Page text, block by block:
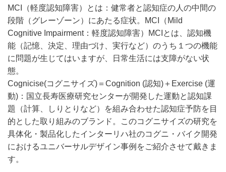
MCI（軽度認知障害）とは：健常者と認知症の人の中間の
段階（グレーゾーン）にあたる症状。MCI（Mild
Cognitive Impairment：軽度認知障害）MCIとは、認知機
能（記憶、決定、理由づけ、実行など）のうち１つの機能
に問題が生じてはいますが、日常生活には支障がない状
態。
Cognicise(コグニサイズ)＝Cognition (認知)＋Exercise (運
動)：国立長寿医療研究センターが開発した運動と認知課
題（計算、しりとりなど）を組み合わせた認知症予防を目
的とした取り組みのブランド。このコグニサイズの研究を
具体化・製品化したインターリハ社のコグニ・バイク開発
におけるユニバーサルデザイン事例をご紹介させて戴きま
す。